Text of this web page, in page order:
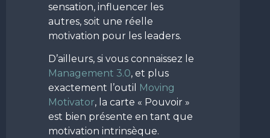
sensation, influencer les
autres, soit une réelle
motivation pour les leaders.
D’ailleurs, si vous connaissez le
Management 3.0, et plus
exactement l’outil
Moving
Motivator, la carte « Pouvoir »
est bien présente en tant que
motivation intrinsèque.